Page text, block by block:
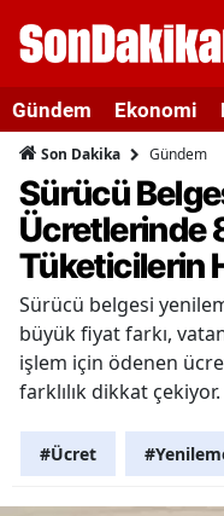
Gündem Ekonomi
Son Dakika Gündem
Sürücü
Ücretlerinde
Tüketicilerin
Sürücü belgesi
büyük fiyat farkı,
işlem için ödenen
farklılık dikkat çekiyor.
#Ücret